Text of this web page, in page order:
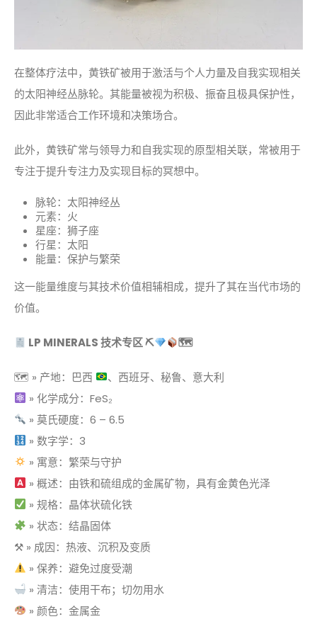
在整体疗法中，黄铁矿被用于激活与个人力量及自我实现相关
的太阳神经丛脉轮。其能量被视为积极、振奋且极具保护性，
因此非常适合工作环境和决策场合。
此外，黄铁矿常与领导力和自我实现的原型相关联，常被用于
专注于提升专注力及实现目标的冥想中。
脉轮：太阳神经丛
元素：火
星座：狮子座
行星：太阳
能量：保护与繁荣
这一能量维度与其技术价值相辅相成，提升了其在当代市场的
价值。
LP MINERALS 技术专区⛏ 🗺
🗺 » 产地：巴西
、西班牙、秘鲁、意大利
» 化学成分：FeS₂
» 莫氏硬度：6 – 6.5
» 数字学：3
» 寓意：繁荣与守护
» 概述：由铁和硫组成的金属矿物，具有金黄色光泽
» 规格：晶体状硫化铁
» 状态：结晶固体
⚒ » 成因：热液、沉积及变质
» 保养：避免过度受潮
» 清洁：使用干布；切勿用水
» 颜色：金属金